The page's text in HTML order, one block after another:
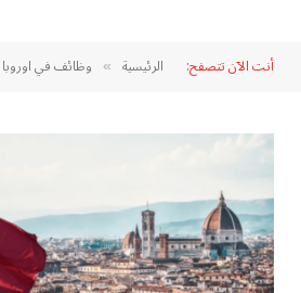
أنت الآن تتصفح: الرئيسية » وظائف في اوروبا